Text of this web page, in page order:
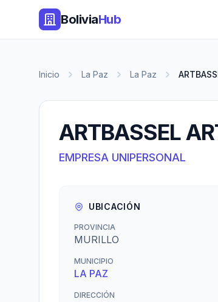
BoliviaHub
Inicio La Paz La Paz
ARTBASSEL
EMPRESA UNIPERSONAL
UBICACIÓN
PROVINCIA
MURILLO
MUNICIPIO
LA PAZ
DIRECCIÓN